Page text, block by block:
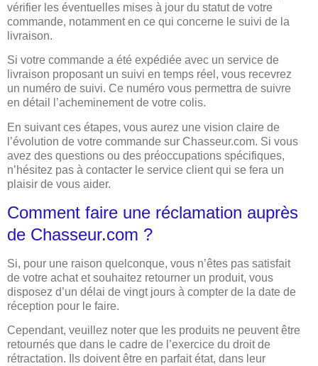
vérifier les éventuelles mises à jour du statut de votre
commande, notamment en ce qui concerne le suivi de la
livraison.
Si votre commande a été expédiée avec un service de
livraison proposant un suivi en temps réel, vous recevrez
un numéro de suivi. Ce numéro vous permettra de suivre
en détail l’acheminement de votre colis.
En suivant ces étapes, vous aurez une vision claire de
l’évolution de votre commande sur Chasseur.com. Si vous
avez des questions ou des préoccupations spécifiques,
n’hésitez pas à contacter le service client qui se fera un
plaisir de vous aider.
Comment faire une réclamation auprès
de Chasseur.com ?
Si, pour une raison quelconque, vous n’êtes pas satisfait
de votre achat et souhaitez retourner un produit, vous
disposez d’un délai de vingt jours à compter de la date de
réception pour le faire.
Cependant, veuillez noter que les produits ne peuvent être
retournés que dans le cadre de l’exercice du droit de
rétractation. Ils doivent être en parfait état, dans leur